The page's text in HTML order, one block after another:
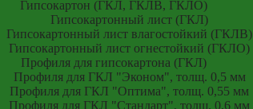
Гипсокартон (ГКЛ, ГКЛВ, ГКЛО)
Гипсокартонный лист (ГКЛ)
Гипсокартонный лист влагостойкий (ГКЛВ)
Гипсокартонный лист огнестойкий (ГКЛО)
Профиля для гипсокартона (ГКЛ)
Профиля для ГКЛ "Эконом", толщ. 0,5 мм
Профиля для ГКЛ "Оптима", толщ. 0,55 мм
Профиля для ГКЛ "Стандарт", толщ. 0,6 мм